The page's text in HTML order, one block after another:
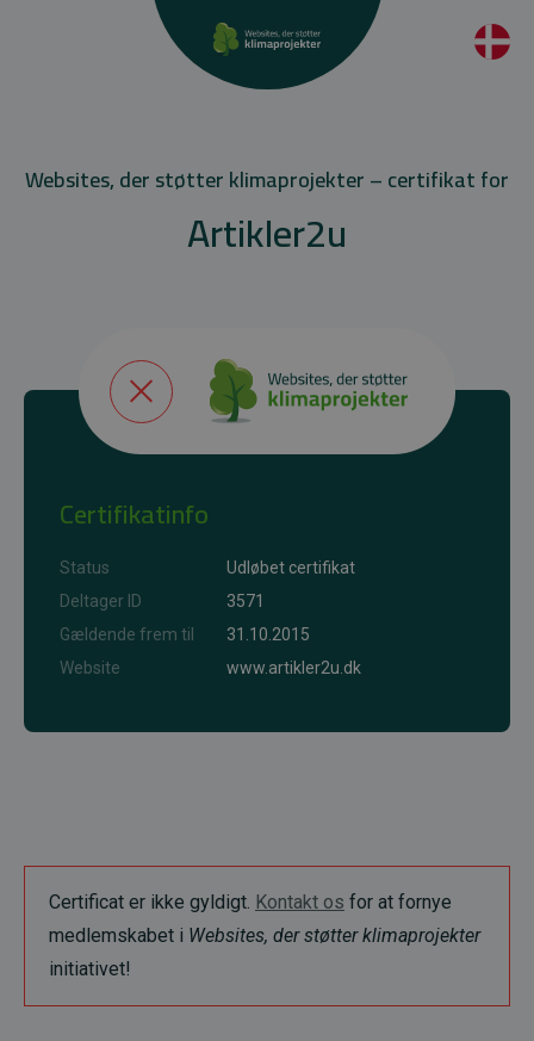
Websites, der støtter klimaprojekter – certifikat for
Artikler2u
Certifikatinfo
Status
Udløbet certifikat
Deltager ID
3571
Gældende frem til
31.10.2015
Website
www.artikler2u.dk
Certificat er ikke gyldigt. Kontakt os for at fornye
medlemskabet i Websites, der støtter klimaprojekter
initiativet!